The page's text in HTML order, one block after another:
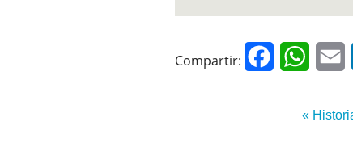
Compartir: Facebook
«